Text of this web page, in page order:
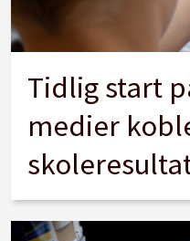
Tidlig start
medier